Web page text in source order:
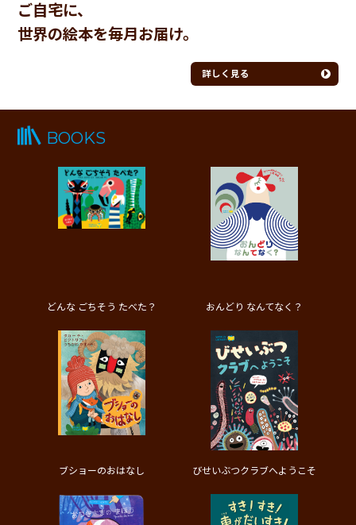
ご自宅に、
世界の絵本を毎月お届け。
詳しく見る
BOOKS
どんな ごちそう たべた？ おんどり なんてなく？
ブショーのおはなし びせいぶつクラブへようこそ